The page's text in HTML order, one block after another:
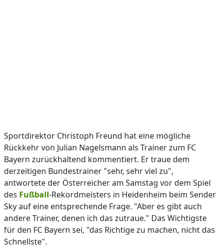
Sportdirektor Christoph Freund hat eine mögliche
Rückkehr von Julian Nagelsmann als Trainer zum FC
Bayern zurückhaltend kommentiert. Er traue dem
derzeitigen Bundestrainer "sehr, sehr viel zu",
antwortete der Österreicher am Samstag vor dem Spiel
des Fußball-Rekordmeisters in Heidenheim beim Sender
Sky auf eine entsprechende Frage. "Aber es gibt auch
andere Trainer, denen ich das zutraue." Das Wichtigste
für den FC Bayern sei, "das Richtige zu machen, nicht das
Schnellste".